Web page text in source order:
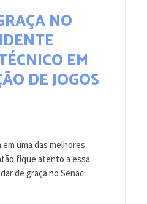
NO
EM
DE JOGOS
uma das melhores
fique atento a essa
de graça no Senac